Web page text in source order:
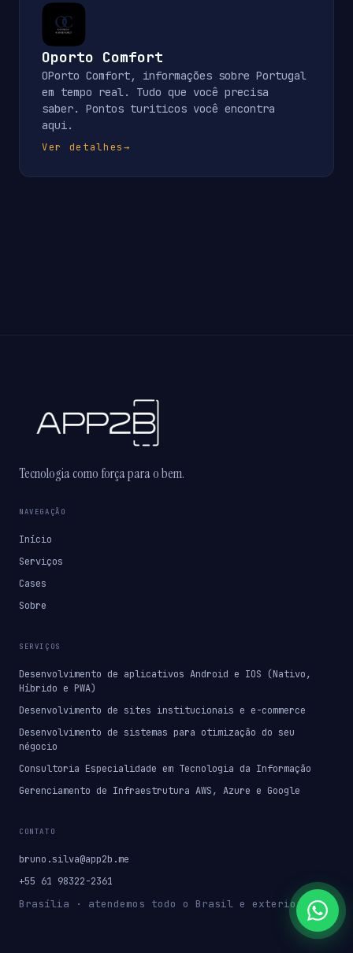
Oporto Comfort
OPorto Comfort, informações sobre Portugal
em tempo real. Tudo que você precisa
saber. Pontos turiticos você encontra
aqui.
Ver detalhes→
Tecnologia como força para o bem.
NAVEGAÇÃO
Início
Serviços
Cases
Sobre
SERVIÇOS
Desenvolvimento de aplicativos Android e IOS (Nativo,
Híbrido e PWA)
Desenvolvimento de sites institucionais e e-commerce
Desenvolvimento de sistemas para otimização do seu
négocio
Consultoria Especialidade em Tecnologia da Informação
Gerenciamento de Infraestrutura AWS, Azure e Google
CONTATO
bruno.silva@app2b.me
+55 61 98322-2361
Brasília · atendemos todo o Brasil e exterior